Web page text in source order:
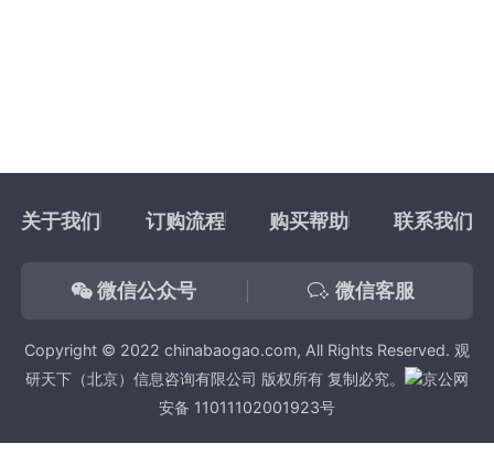
关于我们 订购流程 购买帮助 联系我们
微信公众号 微信客服
Copyright © 2022 chinabaogao.com, All Rights Reserved. 观
研天下（北京）信息咨询有限公司 版权所有 复制必究。
京公网
安备 11011102001923号